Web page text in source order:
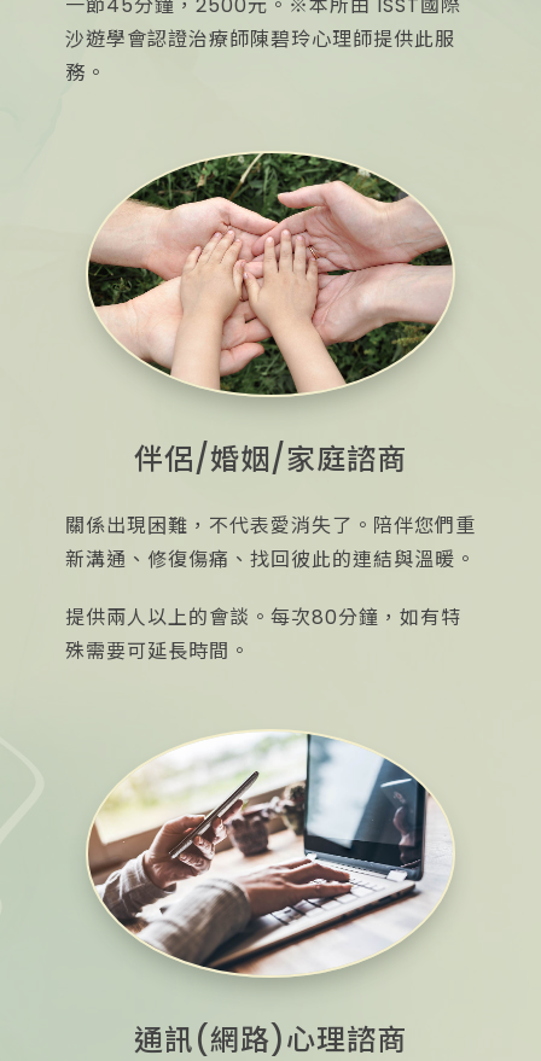
沙遊學會認證治療師陳碧玲心理師提供此服
務。
伴侶/婚姻/家庭諮商
關係出現困難，不代表愛消失了。陪伴您們重
新溝通、修復傷痛、找回彼此的連結與溫暖。
提供兩人以上的會談。每次80分鐘，如有特
殊需要可延長時間。
通訊(網路)心理諮商